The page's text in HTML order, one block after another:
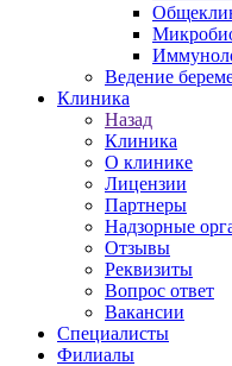
Ведение
Клиника
Назад
Клиника
О клинике
Лицензии
Партнеры
Надзорные
Отзывы
Реквизиты
Вопрос ответ
Вакансии
Специалисты
Филиалы